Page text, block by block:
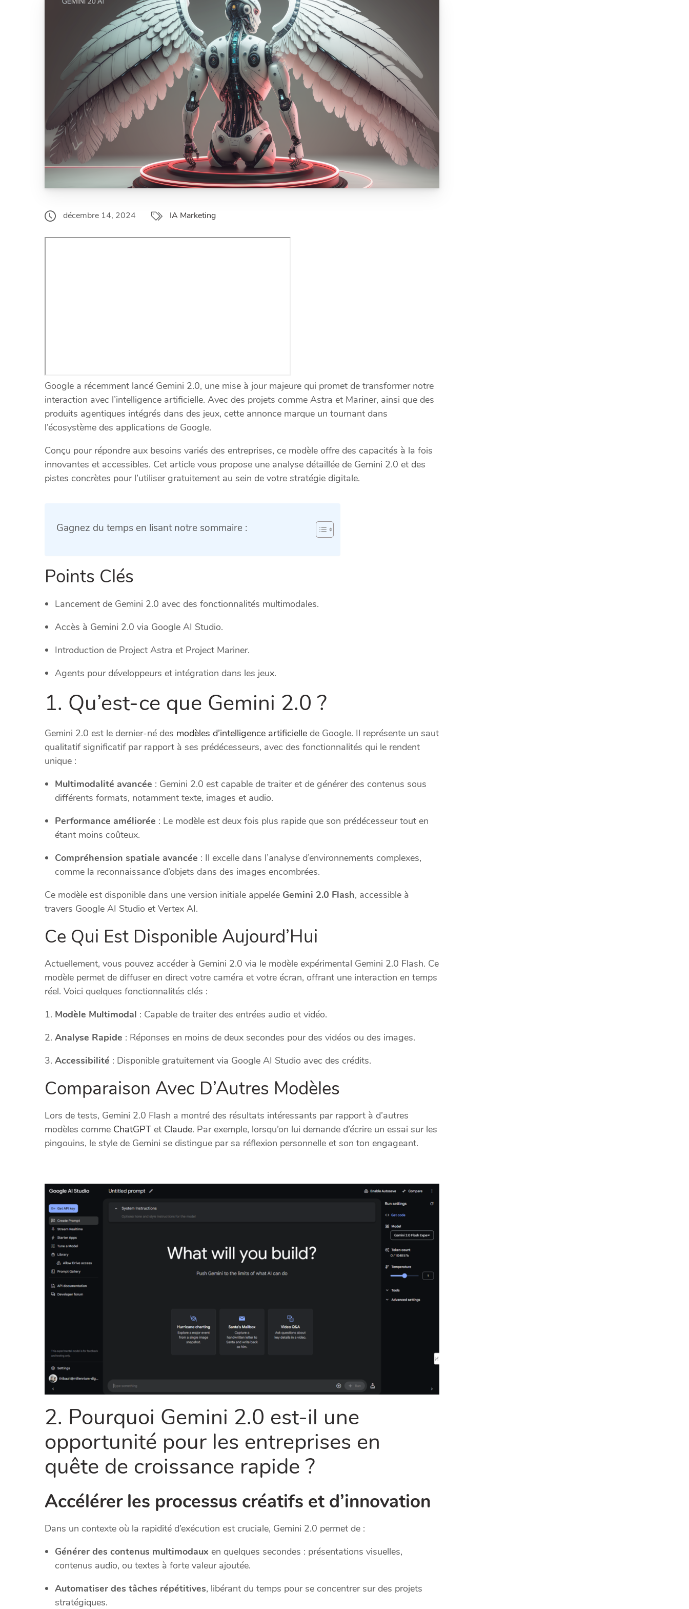
décembre 14, 2024 IA Marketing
Google a récemment lancé Gemini 2.0, une mise à jour majeure qui promet de transformer notre
interaction avec l’intelligence artificielle. Avec des projets comme Astra et Mariner, ainsi que des
produits agentiques intégrés dans des jeux, cette annonce marque un tournant dans
l’écosystème des applications de Google.
Conçu pour répondre aux besoins variés des entreprises, ce modèle offre des capacités à la fois
innovantes et accessibles. Cet article vous propose une analyse détaillée de Gemini 2.0 et des
pistes concrètes pour l’utiliser gratuitement au sein de votre stratégie digitale.
Gagnez du temps en lisant notre sommaire :
Points Clés
Lancement de Gemini 2.0 avec des fonctionnalités multimodales.
Accès à Gemini 2.0 via Google AI Studio.
Introduction de Project Astra et Project Mariner.
Agents pour développeurs et intégration dans les jeux.
1. Qu’est-ce que Gemini 2.0 ?
Gemini 2.0 est le dernier-né des modèles d’intelligence artificielle de Google. Il représente un saut
qualitatif significatif par rapport à ses prédécesseurs, avec des fonctionnalités qui le rendent
unique :
Multimodalité avancée : Gemini 2.0 est capable de traiter et de générer des contenus sous
différents formats, notamment texte, images et audio.
Performance améliorée : Le modèle est deux fois plus rapide que son prédécesseur tout en
étant moins coûteux.
Compréhension spatiale avancée : Il excelle dans l’analyse d’environnements complexes,
comme la reconnaissance d’objets dans des images encombrées.
Ce modèle est disponible dans une version initiale appelée Gemini 2.0 Flash, accessible à
travers Google AI Studio et Vertex AI.
Ce Qui Est Disponible Aujourd’Hui
Actuellement, vous pouvez accéder à Gemini 2.0 via le modèle expérimental Gemini 2.0 Flash. Ce
modèle permet de diffuser en direct votre caméra et votre écran, offrant une interaction en temps
réel. Voici quelques fonctionnalités clés :
Modèle Multimodal : Capable de traiter des entrées audio et vidéo.
Analyse Rapide : Réponses en moins de deux secondes pour des vidéos ou des images.
Accessibilité : Disponible gratuitement via Google AI Studio avec des crédits.
Comparaison Avec D’Autres Modèles
Lors de tests, Gemini 2.0 Flash a montré des résultats intéressants par rapport à d’autres
modèles comme ChatGPT et Claude. Par exemple, lorsqu’on lui demande d’écrire un essai sur les
pingouins, le style de Gemini se distingue par sa réflexion personnelle et son ton engageant.
2. Pourquoi Gemini 2.0 est-il une
opportunité pour les entreprises en
quête de croissance rapide ?
Accélérer les processus créatifs et d’innovation
Dans un contexte où la rapidité d’exécution est cruciale, Gemini 2.0 permet de :
Générer des contenus multimodaux en quelques secondes : présentations visuelles,
contenus audio, ou textes à forte valeur ajoutée.
Automatiser des tâches répétitives, libérant du temps pour se concentrer sur des projets
stratégiques.